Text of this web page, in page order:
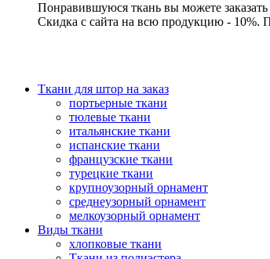
Понравившуюся ткань вы можете
Скидка с сайта на всю продукцию - 10%.
Ткани для штор на заказ
портьерные ткани
тюлевые ткани
итальянские ткани
испанские ткани
французские ткани
турецкие ткани
крупноузорный орнамент
среднеузорный орнамент
мелкоузорный орнамент
Виды ткани
хлопковые ткани